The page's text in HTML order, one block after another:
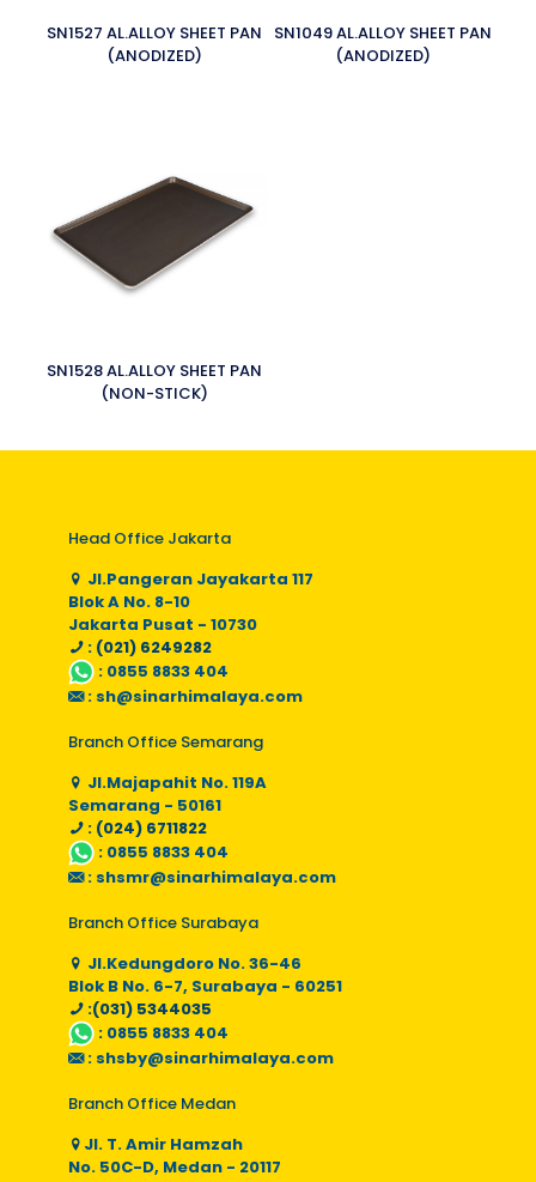
SN1527 AL.ALLOY SHEET PAN
(ANODIZED)
SN1049 AL.ALLOY SHEET PAN
(ANODIZED)
SN1528 AL.ALLOY SHEET PAN
(NON-STICK)
Head Office Jakarta
Jl.Pangeran Jayakarta 117
Blok A No. 8-10
Jakarta Pusat - 10730
: (021) 6249282
: 0855 8833 404
: sh@sinarhimalaya.com
Branch Office Semarang
Jl.Majapahit No. 119A
Semarang - 50161
: (024) 6711822
: 0855 8833 404
: shsmr@sinarhimalaya.com
Branch Office Surabaya
Jl.Kedungdoro No. 36-46
Blok B No. 6-7, Surabaya - 60251
:(031) 5344035
: 0855 8833 404
: shsby@sinarhimalaya.com
Branch Office Medan
Jl. T. Amir Hamzah
No. 50C-D, Medan - 20117